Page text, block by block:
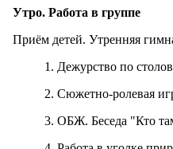
Утро. Работа в группе
Приём детей. Утренняя
1. Дежурство по
2. Сюжетно-ролевая
3. ОБЖ. Беседа "Кто